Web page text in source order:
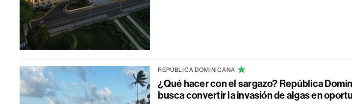
REPÚBLICA DOMINICANA
¿Qué hacer con el sargazo? República
busca convertir la invasión de algas en